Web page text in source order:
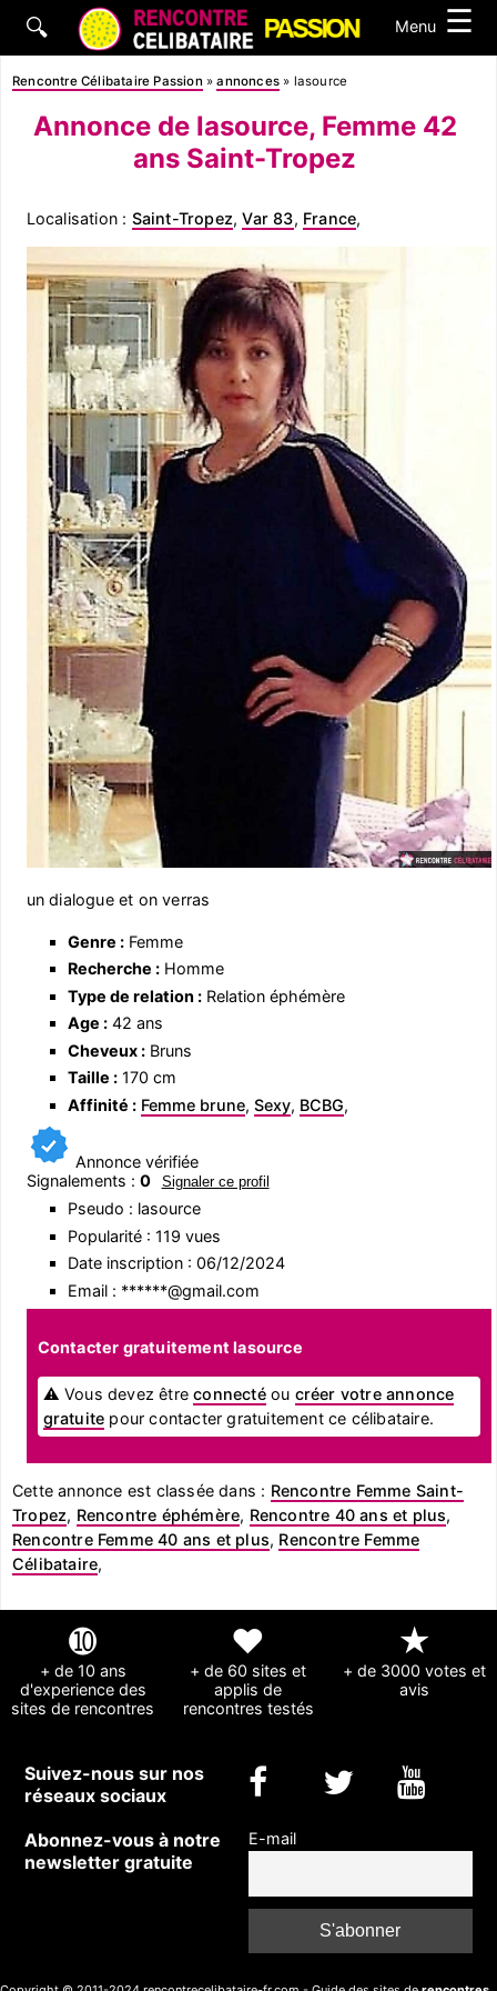
🔍 Menu ☰
Rencontre Célibataire Passion »annonces » lasource
Annonce de lasource, Femme 42
ans Saint-Tropez
Localisation : Saint-Tropez,Var 83, France,
un dialogue et on verras
Genre :Femme
Recherche :Homme
Type de relation :Relation éphémère
Age :42 ans
Cheveux :Bruns
Taille :170 cm
Affinité : Femme brune, Sexy, BCBG,
Annonce vérifiée
Signalements : 0 Signaler ce profil
Pseudo : lasource
Popularité : 119 vues
Date inscription : 06/12/2024
Email : ******@gmail.com
Contacter gratuitement lasource
⚠ Vous devez êtreconnectéou créer votre annonce
gratuite pour contacter gratuitement ce célibataire.
Cette annonce est classée dans : Rencontre Femme Saint-
Tropez, Rencontre éphémère, Rencontre 40 ans et plus,
Rencontre Femme 40 ans et plus, Rencontre Femme
Célibataire,
➓
+ de 10 ans
d'experience des
sites de rencontres
❤
+ de 60 sites et
applis de
rencontres testés
★
+ de 3000 votes et
avis
Suivez-nous sur nos
réseaux sociaux
Abonnez-vous à notre
newsletter gratuite
E-mail